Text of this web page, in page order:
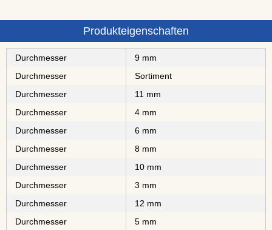
Produkteigenschaften
Durchmesser
9 mm
Durchmesser
Sortiment
Durchmesser
11 mm
Durchmesser
4 mm
Durchmesser
6 mm
Durchmesser
8 mm
Durchmesser
10 mm
Durchmesser
3 mm
Durchmesser
12 mm
Durchmesser
5 mm